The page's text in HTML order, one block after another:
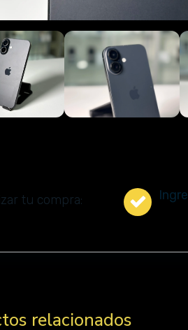
tu compra:
relacionados